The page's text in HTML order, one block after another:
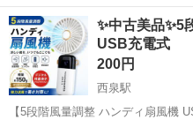
年劣化でキズ、汚れ、有ります。 現物をご覧になってから決断お願い
致します。
石川 小松市 小松駅 季
✨️中古美品✨️5
USB充電式
200円
西泉駅
【5段階風量調整 ハンディ扇風機 USB充電式】 🌬️コ